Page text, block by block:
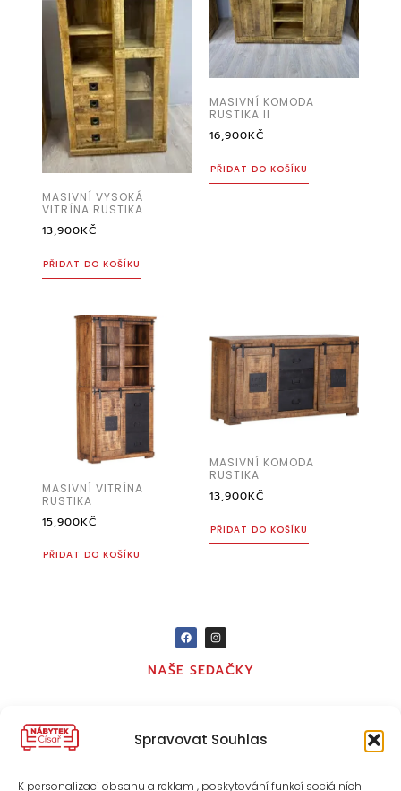
Spravovat Souhlas
K personalizaci obsahu a reklam , poskytování funkcí sociálních
MASIVNÍ VYSOKÁ
VITRÍNA RUSTIKA
13,900KČ
PŘIDAT DO KOŠÍKU
MASIVNÍ KOMODA
RUSTIKA II
16,900KČ
PŘIDAT DO KOŠÍKU
MASIVNÍ VITRÍNA
RUSTIKA
15,900KČ
PŘIDAT DO KOŠÍKU
MASIVNÍ KOMODA
RUSTIKA
13,900KČ
PŘIDAT DO KOŠÍKU
NAŠE SEDAČKY